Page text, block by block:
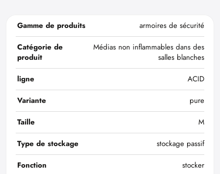
Gamme de produits
armoires de sécurité
Catégorie de
produit
Médias non inflammables dans des
salles blanches
ligne
ACID
Variante
pure
Taille
M
Type de stockage
stockage passif
Fonction
stocker